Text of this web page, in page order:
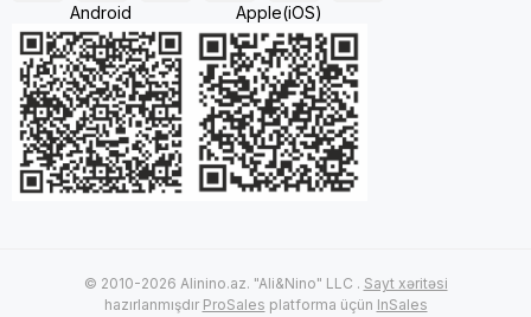
Android Apple(iOS)
© 2010-2026 Alinino.az. "Ali&Nino" LLC . Sayt xəritəsi
hazırlanmışdır ProSales platforma üçün InSales